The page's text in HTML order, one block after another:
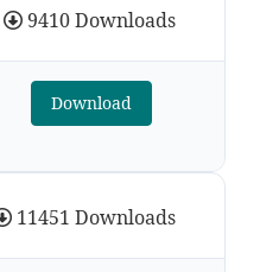
9410 Downloads
Download
11451 Downloads